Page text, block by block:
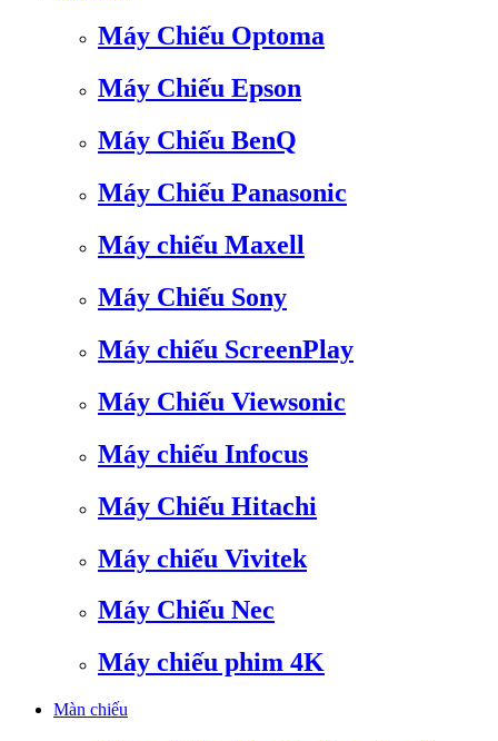
Máy Chiếu Optoma
Máy Chiếu Epson
Máy Chiếu BenQ
Máy Chiếu Panasonic
Máy chiếu Maxell
Máy Chiếu Sony
Máy chiếu ScreenPlay
Máy Chiếu Viewsonic
Máy chiếu Infocus
Máy Chiếu Hitachi
Máy chiếu Vivitek
Máy Chiếu Nec
Máy chiếu phim 4K
Màn chiếu